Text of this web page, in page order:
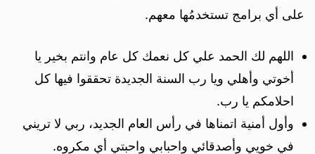
على أي برامج تستخدمُها معهم.
اللهم لك الحمد علي كل نعمك كل عام وانتم بخير يا
أخوتي وأهلي ويا رب السنة الجديدة تحققوا فيها كل
احلامكم يا رب.
وأول أمنية اتمناھا في رأس العام الجديد، ربي لا تريني
في خويي ​​وأصدقائي واحبابي واحبتي أي مكروه.